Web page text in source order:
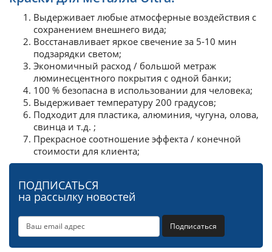
Выдерживает любые атмосферные воздействия с
сохранением внешнего вида;
Восстанавливает яркое свечение за 5-10 мин
подзарядки светом;
Экономичный расход / большой метраж
люминесцентного покрытия с одной банки;
100 % безопасна в использовании для человека;
Выдерживает температуру 200 градусов;
Подходит для пластика, алюминия, чугуна, олова,
свинца и т.д. ;
Прекрасное соотношение эффекта / конечной
стоимости для клиента;
ПОДПИСАТЬСЯ
на рассылку новостей
Подписаться